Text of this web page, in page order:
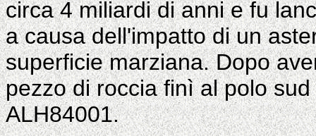
circa 4 miliardi di anni e fu
a causa dell'impatto di un
superficie marziana. Dopo
pezzo di roccia finì al polo
ALH84001.